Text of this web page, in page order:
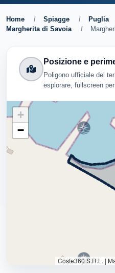
Home / Spiagge / Puglia
Margherita di Savoia
/
Posizione e
Poligono ufficiale del
esplorare, fullscreen
+
−
Coste360 S.R.L. |